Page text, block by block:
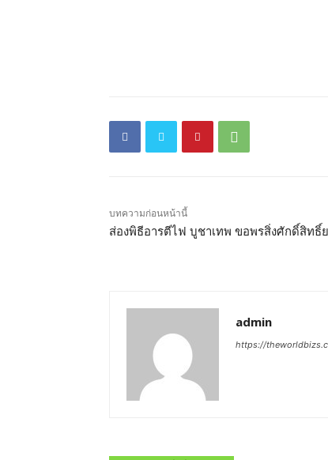
บทความก่อนหน้านี้
ส่องพิธีอารตีไฟ บูชาเทพ ขอพรสิ่งศักดิ์สิทธิ์
admin
https://